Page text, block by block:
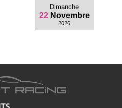
Dimanche
22 Novembre
2026